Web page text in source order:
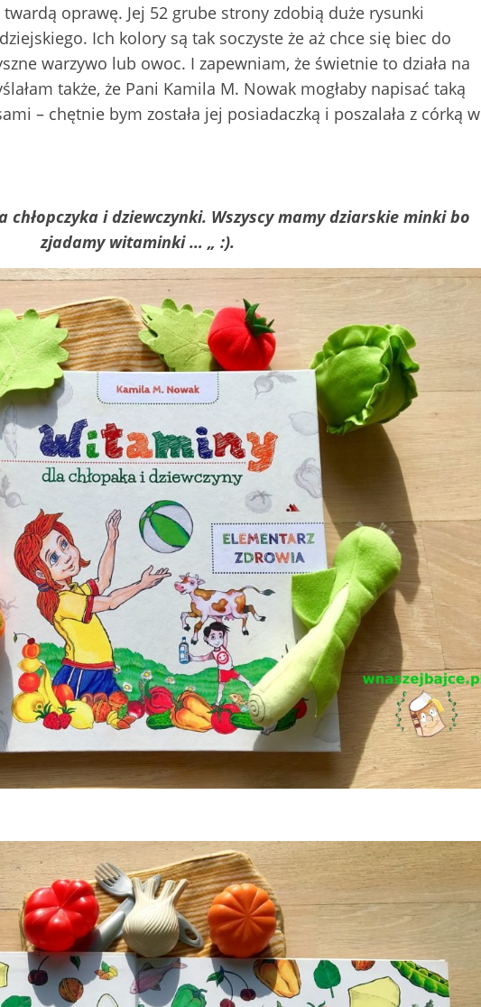
oprawę. Jej 52 grube strony zdobią duże rysunki
Ich kolory są tak soczyste że aż chce się biec do
warzywo lub owoc. I zapewniam, że świetnie to działa na
także, że Pani Kamila M. Nowak mogłaby napisać taką
– chętnie bym została jej posiadaczką i poszalała z córką w
i dziewczynki. Wszyscy mamy dziarskie minki bo
zjadamy witaminki … „ :).